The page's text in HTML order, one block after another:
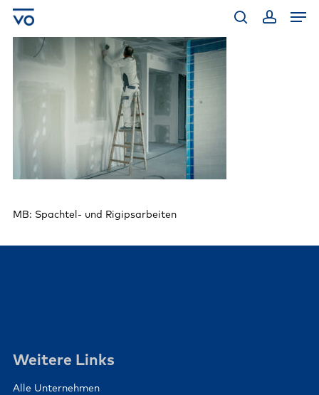
Skip
MB: Spachtel- und Rigipsarbeiten
Weitere Links
Alle Unternehmen